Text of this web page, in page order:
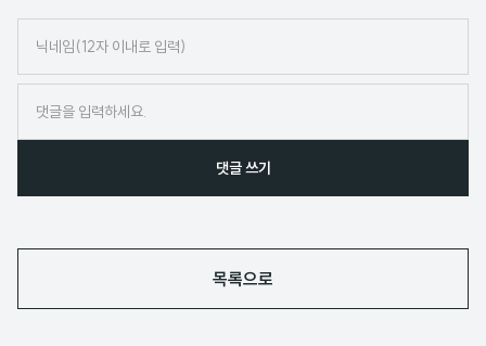
임
댓글 쓰기
목록으로